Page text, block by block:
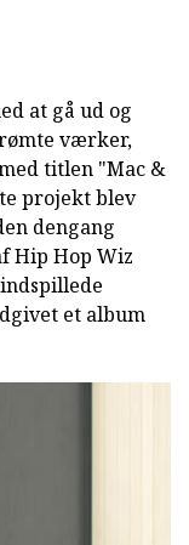
at gå ud og
værker,
titlen "Mac &
projekt blev
dengang
Hip Hop Wiz
et album